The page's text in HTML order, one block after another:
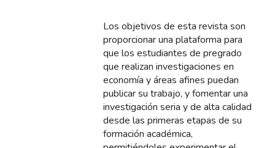
Los objetivos de esta revista son
proporcionar una plataforma para
que los estudiantes de pregrado
que realizan investigaciones en
economía y áreas afines puedan
publicar su trabajo, y fomentar una
investigación seria y de alta calidad
desde las primeras etapas de su
formación académica,